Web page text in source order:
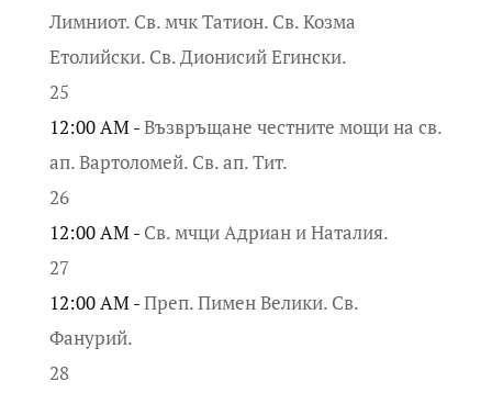
Лимниот. Св. мчк Татион. Св. Козма
Етолийски. Св. Дионисий Егински.
25
12:00 AM -Възвръщане честните мощи на св.
ап. Вартоломей. Св. ап. Тит.
26
12:00 AM - Св. мчци Адриан и Наталия.
27
12:00 AM -Преп. Пимен Велики. Св.
Фанурий.
28